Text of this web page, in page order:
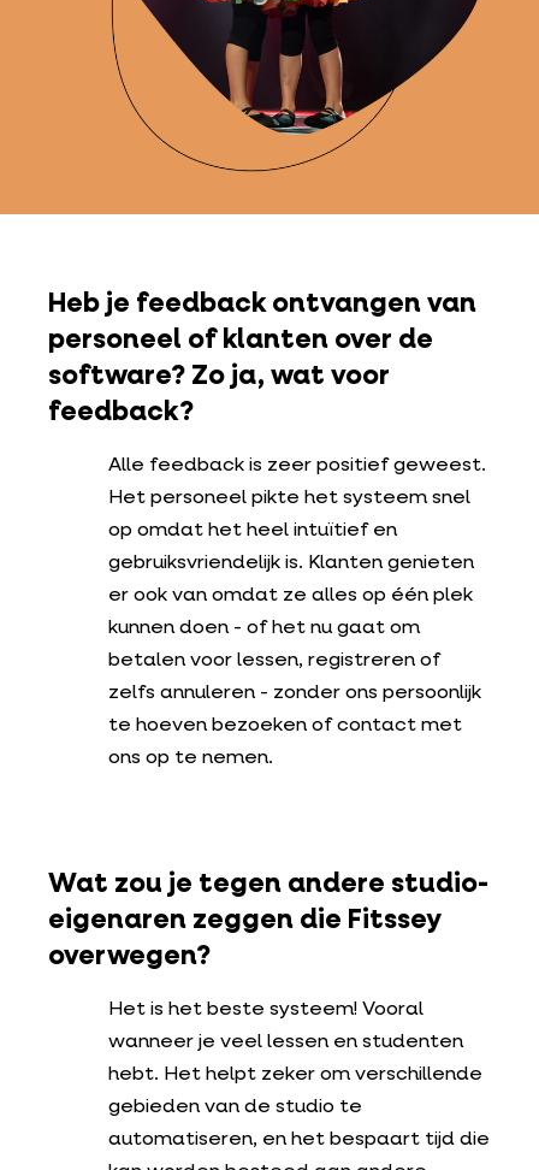
Heb je feedback ontvangen van
personeel of klanten over de
software? Zo ja, wat voor
feedback?
Alle feedback is zeer positief geweest.
Het personeel pikte het systeem snel
op omdat het heel intuïtief en
gebruiksvriendelijk is. Klanten genieten
er ook van omdat ze alles op één plek
kunnen doen - of het nu gaat om
betalen voor lessen, registreren of
zelfs annuleren - zonder ons persoonlijk
te hoeven bezoeken of contact met
ons op te nemen.
Wat zou je tegen andere studio-
eigenaren zeggen die Fitssey
overwegen?
Het is het beste systeem! Vooral
wanneer je veel lessen en studenten
hebt. Het helpt zeker om verschillende
gebieden van de studio te
automatiseren, en het bespaart tijd die